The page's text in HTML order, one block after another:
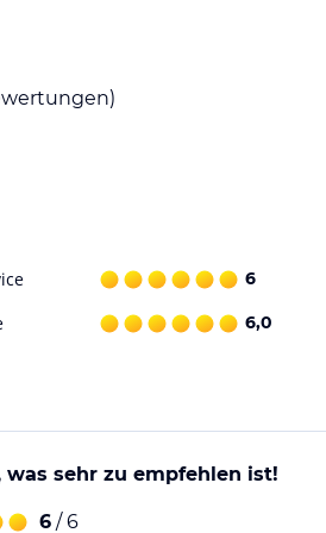
zur Verfügung.
Gewähr. Bitte lies vor der Buchung die
6
6,0
was sehr zu empfehlen ist!
6 / 6